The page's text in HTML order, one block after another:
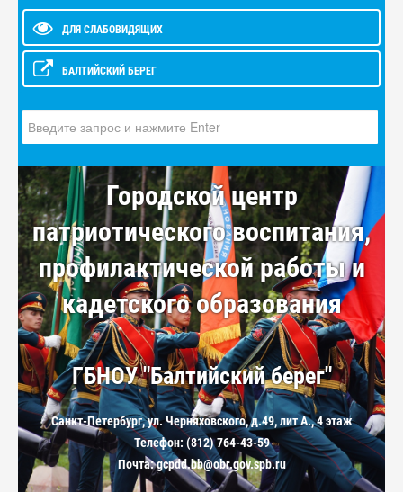
ДЛЯ СЛАБОВИДЯЩИХ
БАЛТИЙСКИЙ БЕРЕГ
Городской центр
патриотического воспитания,
профилактической работы и
кадетского образования
ГБНОУ "Балтийский берег"
Санкт-Петербург, ул. Черняховского, д.49, лит А., 4 этаж
Телефон: (812) 764-43-59
Почта: gcpdd.bb@obr.gov.spb.ru